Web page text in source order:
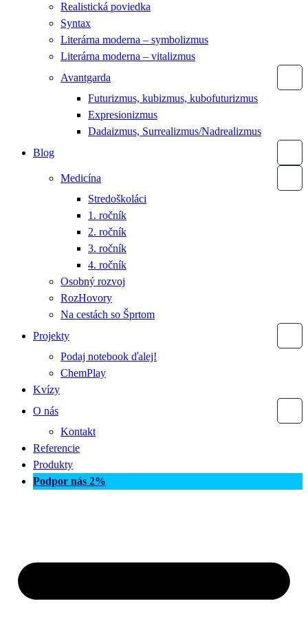
Realistická poviedka
Syntax
Literárna moderna – symbolizmus
Literárna moderna – vitalizmus
Avantgarda
Futurizmus, kubizmus, kubofuturizmus
Expresionizmus
Dadaizmus, Surrealizmus/Nadrealizmus
Blog
Medicína
Stredoškoláci
1. ročník
2. ročník
3. ročník
4. ročník
Osobný rozvoj
RozHovory
Na cestách so Šprtom
Projekty
Podaj notebook ďalej!
ChemPlay
Kvízy
O nás
Kontakt
Referencie
Produkty
Podpor nás 2%